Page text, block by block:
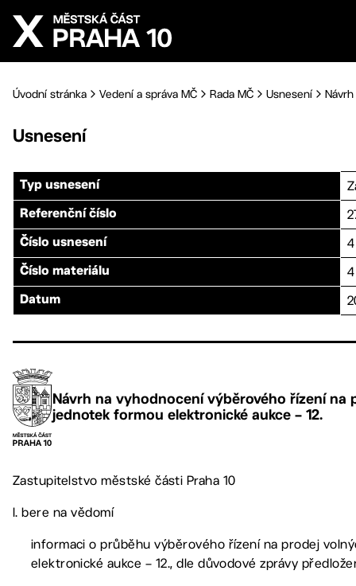
Přejít na hlavní obsah
Úvodní stránka Vedení a správa MČ Rada MČ Usnesení
Usnesení
Typ usnesení
Referenční číslo
Číslo usnesení 4
Číslo materiálu 4
Datum
Návrh na vyhodnocení výběrového řízení na
jednotek formou elektronické aukce – 12.
Zastupitelstvo městské části Praha 10
I. bere na vědomí
informaci o průběhu výběrového řízení na prodej
elektronické aukce – 12., dle důvodové zprávy